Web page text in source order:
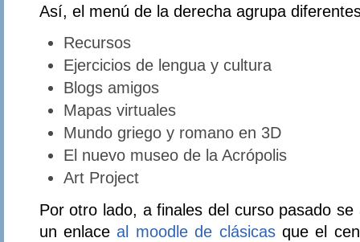
Así, el menú de la derecha agrupa
Recursos
Ejercicios de lengua y cultura
Blogs amigos
Mapas virtuales
Mundo griego y romano en 3D
El nuevo museo de la Acrópolis
Art Project
Por otro lado, a finales del curso pasado se
un enlaceal moodle de clásicas que el